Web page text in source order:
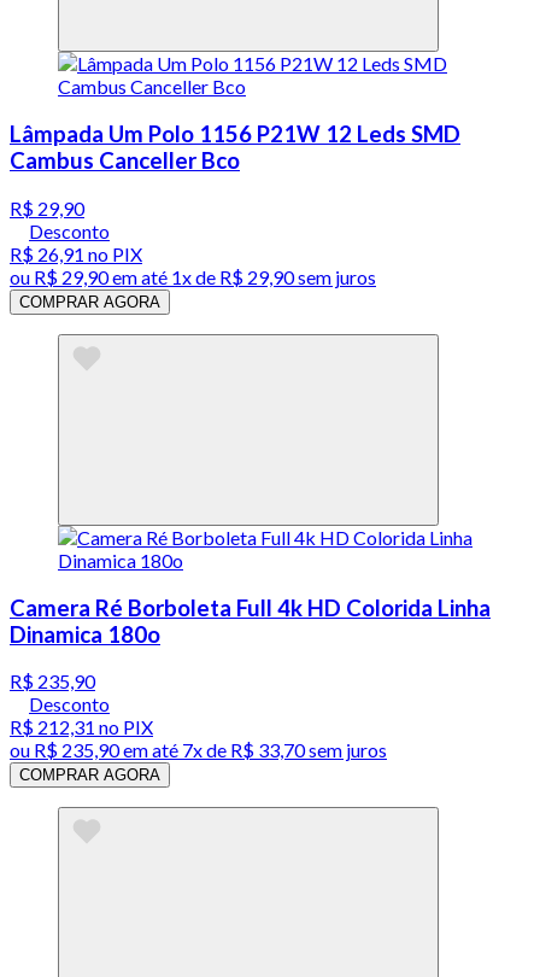
Lâmpada Um Polo 1156 P21W 12 Leds SMD
Cambus Canceller Bco
R$ 29,90
Desconto
R$ 26,91 no PIX
ou R$ 29,90em até 1x de R$ 29,90sem juros
COMPRAR AGORA
Camera Ré Borboleta Full 4k HD Colorida Linha
Dinamica 180o
R$ 235,90
Desconto
R$ 212,31 no PIX
ou R$ 235,90em até 7x de R$ 33,70 sem juros
COMPRAR AGORA